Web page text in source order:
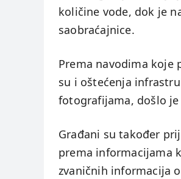
količine vode, dok je
saobraćajnice.
Prema navodima koje
su i oštećenja
fotografijama, došlo
Građani su također
prema informacijama
zvaničnih informacija